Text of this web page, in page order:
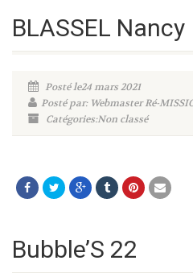
BLASSEL Nancy
Posté le24 mars 2021
Posté par: Webmaster Ré-
Catégories:Non classé
Bubble’S 22